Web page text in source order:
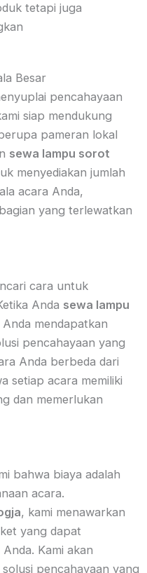
tetapi juga
Besar
pencahayaan
siap mendukung
pameran lokal
sewa lampu sorot
menyediakan jumlah
acara Anda,
yang terlewatkan
cara untuk
Anda sewa lampu
mendapatkan
pencahayaan yang
Anda berbeda dari
setiap acara memiliki
dan memerlukan
bahwa biaya adalah
acara.
, kami menawarkan
yang dapat
Kami akan
pencahayaan yang